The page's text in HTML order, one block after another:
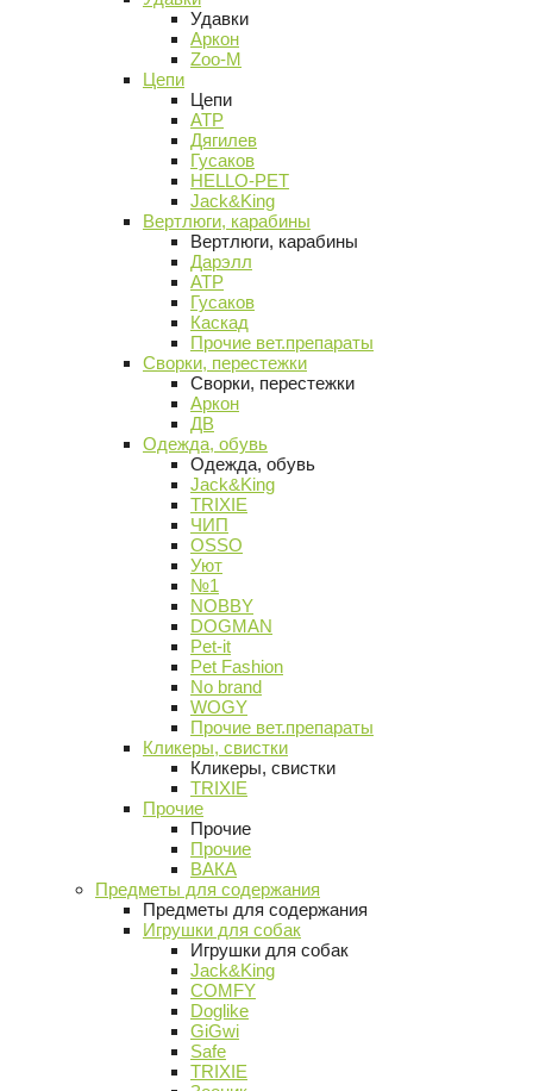
Удавки
Аркон
Zoo-M
Цепи
Цепи
АТР
Дягилев
Гусаков
HELLO-PET
Jack&King
Вертлюги, карабины
Вертлюги, карабины
Дарэлл
АТР
Гусаков
Каскад
Прочие вет.препараты
Сворки, перестежки
Сворки, перестежки
Аркон
ДВ
Одежда, обувь
Одежда, обувь
Jack&King
TRIXIE
ЧИП
OSSO
Уют
№1
NOBBY
DOGMAN
Pet-it
Pet Fashion
No brand
WOGY
Прочие вет.препараты
Кликеры, свистки
Кликеры, свистки
TRIXIE
Прочие
Прочие
Прочие
ВАКА
Предметы для содержания
Предметы для содержания
Игрушки для собак
Игрушки для собак
Jack&King
COMFY
Doglike
GiGwi
Safe
TRIXIE